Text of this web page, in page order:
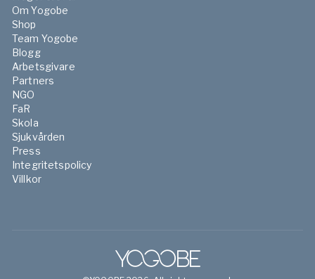
Om Yogobe
Shop
Team Yogobe
Blogg
Arbetsgivare
Partners
NGO
FaR
Skola
Sjukvården
Press
Integritetspolicy
Villkor